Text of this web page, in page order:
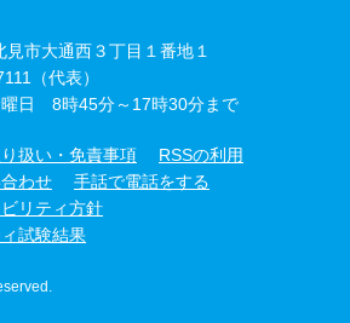
市大通西３丁目１番地１
（代表）
日 8時45分～17時30分まで
扱い・免責事項
RSSの利用
わせ
手話で電話をする
リティ方針
試験結果